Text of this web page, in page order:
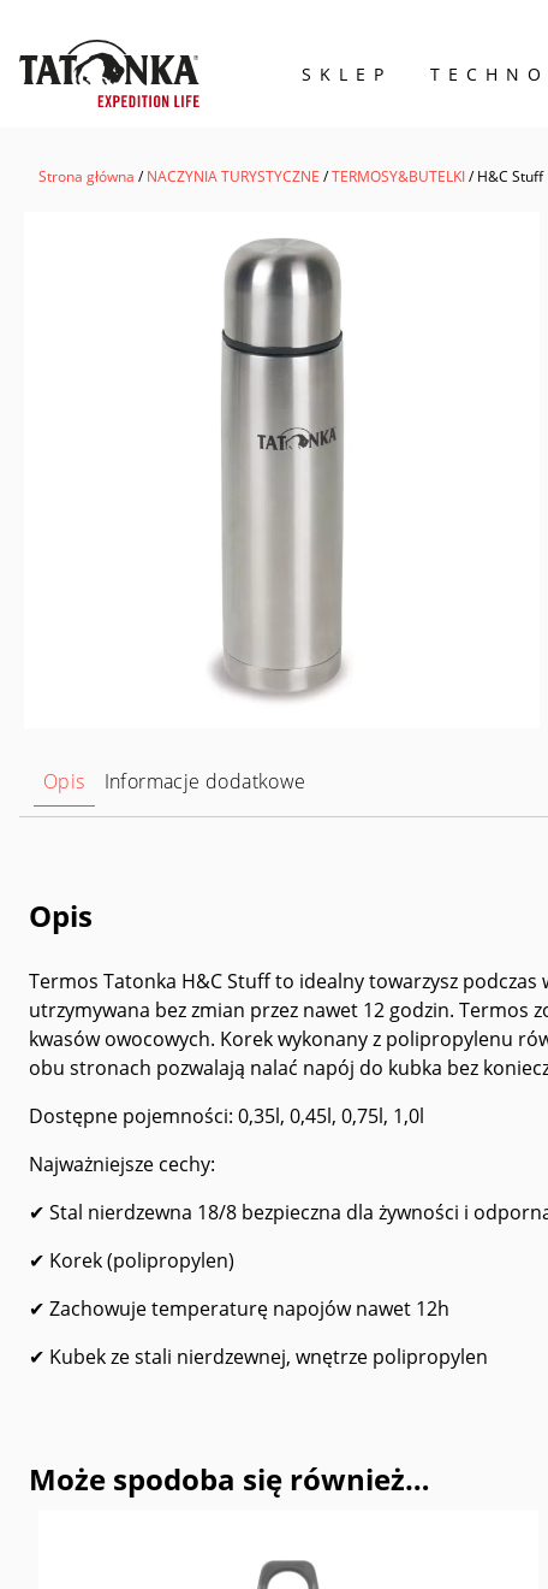
SKLEP
Strona główna /NACZYNIA TURYSTYCZNE /TERMOSY&BUTELKI/ H&C Stuff
Opis Informacje dodatkowe
Opis
Termos Tatonka H&C Stuff to idealny towarzysz
utrzymywana bez zmian przez nawet 12 godzin. Termos
kwasów owocowych. Korek wykonany z polipropylenu
obu stronach pozwalają nalać napój do kubka bez
Dostępne pojemności: 0,35l, 0,45l, 0,75l, 1,0l
Najważniejsze cechy:
✔ Stal nierdzewna 18/8 bezpieczna dla żywności i
✔ Korek (polipropylen)
✔ Zachowuje temperaturę napojów nawet 12h
✔ Kubek ze stali nierdzewnej, wnętrze polipropylen
Może spodoba się również…